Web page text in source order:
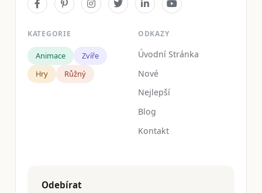
KATEGORIE
Animace
Zvíře
Hry
Růžný
ODKAZY
Úvodní Stránka
Nové
Nejlepší
Blog
Kontakt
Odebírat